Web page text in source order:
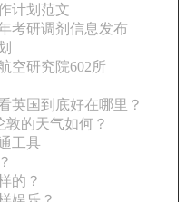
计划范文
考研调剂信息发布
空研究院602所
英国到底好在哪里？
敦的天气如何？
工具
的？